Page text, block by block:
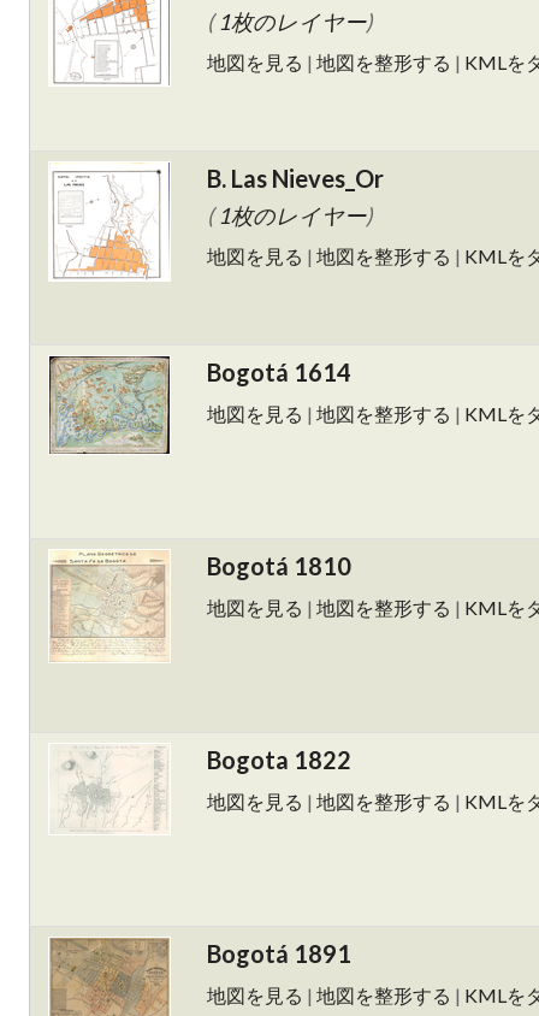
(1枚のレイヤー)
地図を見る | 地図を整形する | KMLを
B. Las Nieves_Or
(1枚のレイヤー)
地図を見る | 地図を整形する | KMLを
Bogotá 1614
地図を見る | 地図を整形する | KMLを
Bogotá 1810
地図を見る | 地図を整形する | KMLを
Bogota 1822
地図を見る | 地図を整形する | KMLを
Bogotá 1891
地図を見る | 地図を整形する | KMLを